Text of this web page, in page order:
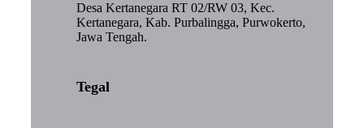
Desa Kertanegara RT 02/RW 03, Kec.
Kertanegara, Kab. Purbalingga, Purwokerto,
Jawa Tengah.
Tegal